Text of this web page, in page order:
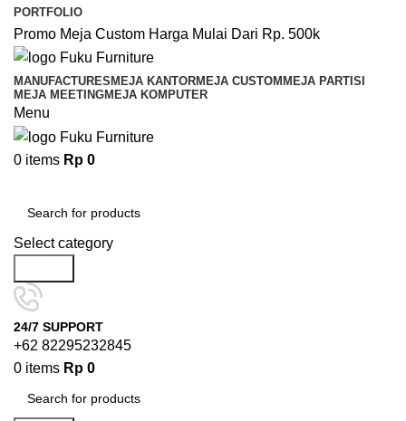
PORTFOLIO
Promo Meja Custom Harga Mulai Dari Rp. 500k
MANUFACTURES MEJA KANTORMEJA CUSTOM MEJA PARTISI
MEJA MEETINGMEJA KOMPUTER
Menu
0 items Rp 0
Select category
24/7 SUPPORT
+62 82295232845
0 items Rp 0